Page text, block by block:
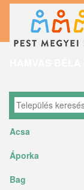
tartalomra
Acsa
Áporka
Bag